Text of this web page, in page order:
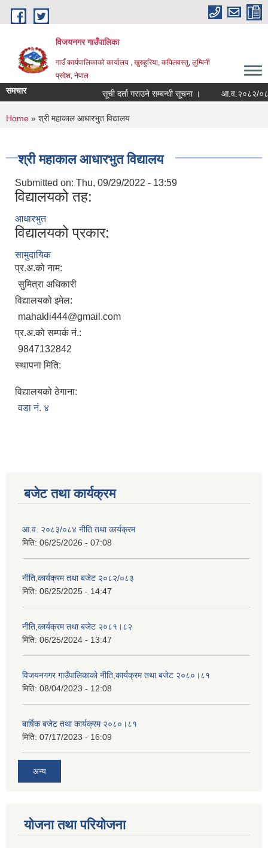
Skip to main content
विजयनगर गाउँपालिका
गाउँ कार्यपालिकाको कार्यालय , खुरुहुरिया, कपिलवस्तु, लुम्बिनी
प्रदेश, नेपाल
समचार सूची दर्ता गराउने सम्बन्धी सूचना । आ.व.२०८२/
You are here
Home » श्री महाकाल आधारभुत विद्यालय
श्री महाकाल आधारभुत विद्यालय
Submitted on: Thu, 09/29/2022 - 13:59
विद्यालयको तह:
आधारभुत
विद्यालयको प्रकार:
सामुदायिक
प्र.अ.को नाम:
सुमित्रा अधिकारी
विद्यालयको इमेल:
mahakli444@gmail.com
प्र.अ.को सम्पर्क नं.:
9847132842
स्थापना मिति:
विद्यालयको ठेगाना:
वडा नं. ४
बजेट तथा कार्यक्रम
आ.व. २०८३/०८४ नीति तथा कार्यक्रम
मिति: 06/25/2026 - 07:08
नीति,कार्यक्रम तथा बजेट २०८२/०८३
मिति: 06/25/2025 - 14:47
नीति,कार्यक्रम तथा बजेट २०८१।८२
मिति: 06/25/2024 - 13:47
विजयनगगर गाउँपालिकाको नीति,कार्यक्रम तथा बजेट २०८०।८१
मिति: 08/04/2023 - 12:08
बार्षिक बजेट तथा कार्यक्रम २०८०।८१
मिति: 07/17/2023 - 16:09
अन्य
योजना तथा परियोजना